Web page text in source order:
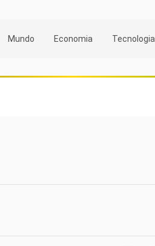
Mundo Economia Tecnologia